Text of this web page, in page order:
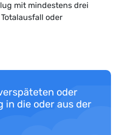
mit mindestens drei
oder
oder
in die oder aus der